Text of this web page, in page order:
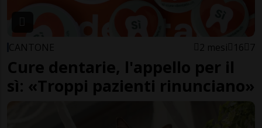
CANTONE 2 mesi 16 7
Cure dentarie, l'appello per il
sì: «Troppi pazienti rinunciano»